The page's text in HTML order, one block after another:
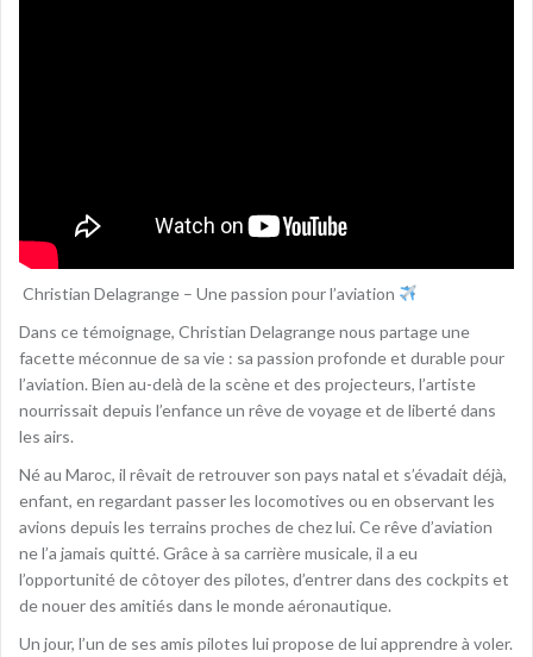
Christian Delagrange – Une passion pour l’aviation
Dans ce témoignage, Christian Delagrange nous partage une
facette méconnue de sa vie : sa passion profonde et durable pour
l’aviation. Bien au-delà de la scène et des projecteurs, l’artiste
nourrissait depuis l’enfance un rêve de voyage et de liberté dans
les airs.
Né au Maroc, il rêvait de retrouver son pays natal et s’évadait déjà,
enfant, en regardant passer les locomotives ou en observant les
avions depuis les terrains proches de chez lui. Ce rêve d’aviation
ne l’a jamais quitté. Grâce à sa carrière musicale, il a eu
l’opportunité de côtoyer des pilotes, d’entrer dans des cockpits et
de nouer des amitiés dans le monde aéronautique.
Un jour, l’un de ses amis pilotes lui propose de lui apprendre à voler.